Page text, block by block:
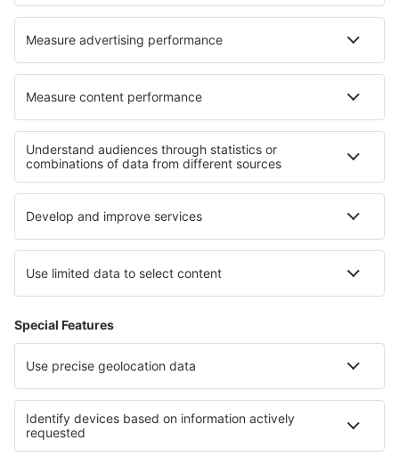
Unterkunft Ano Vlasia Unterkunft in Guardalavaca
Die besten Unterkünfte - Regionen
Unterkunft in Portugal Unterkunft auf Terceira
Unterkunft auf Madeira Unterkunft in Porto Santo
Unterkunft in Porto Unterkunft in Nayarit
Unterkunft in Istrien Unterkunft in Opolskie
Unterkunft in Andalusia Unterkunft in Bled Lake